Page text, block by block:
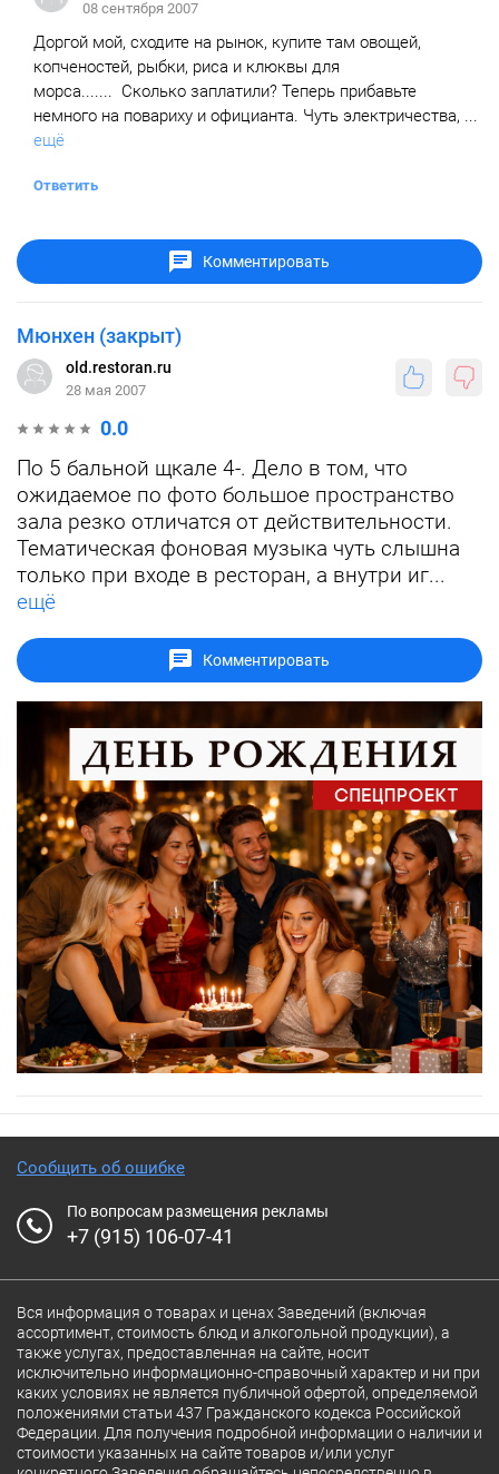
08 сентября 2007
Доргой мой, сходите на рынок, купите там овощей,
копченостей, рыбки, риса и клюквы для
морса....... Сколько заплатили? Теперь прибавьте
немного на повариху и официанта. Чуть электричества, ...
ещё
Ответить
Комментировать
Мюнхен (закрыт)
old.restoran.ru
28 мая 2007
0.0
По 5 бальной щкале 4-. Дело в том, что
ожидаемое по фото большое пространство
зала резко отличатся от действительности.
Тематическая фоновая музыка чуть слышна
только при входе в ресторан, а внутри иг...
ещё
Комментировать
Сообщить об ошибке
По вопросам размещения рекламы
+7 (915) 106-07-41
Вся информация о товарах и ценах Заведений (включая
ассортимент, стоимость блюд и алкогольной продукции), а
также услугах, предоставленная на сайте, носит
исключительно информационно-справочный характер и ни при
каких условиях не является публичной офертой, определяемой
положениями статьи 437 Гражданского кодекса Российской
Федерации. Для получения подробной информации о наличии и
стоимости указанных на сайте товаров и/или услуг